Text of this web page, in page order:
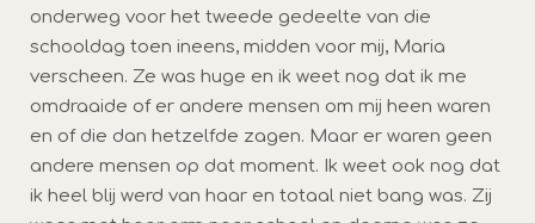
onderweg voor het tweede gedeelte van die
schooldag toen ineens, midden voor mij, Maria
verscheen. Ze was huge en ik weet nog dat ik me
omdraaide of er andere mensen om mij heen waren
en of die dan hetzelfde zagen. Maar er waren geen
andere mensen op dat moment. Ik weet ook nog dat
ik heel blij werd van haar en totaal niet bang was. Zij